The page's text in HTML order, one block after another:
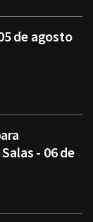
de agosto
- 06 de